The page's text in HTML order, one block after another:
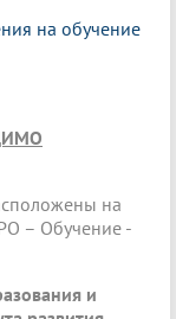
на обучение
на
– Обучение -
и